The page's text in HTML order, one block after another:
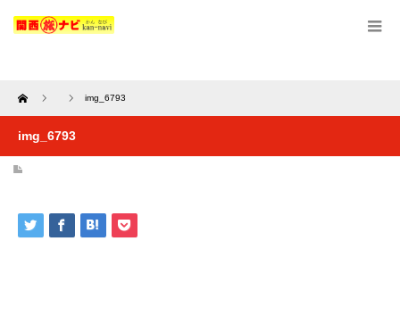
Home img_6793
img_6793